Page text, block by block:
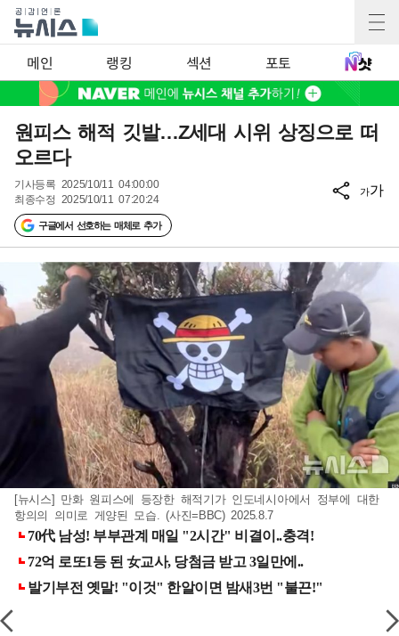
메인 랭킹 섹션 포토
원피스 해적 깃발…Z세대 시위 상징으로 떠
오르다
기사등록 2025/10/11 04:00:00
최종수정 2025/10/11 07:20:24
구글에서 선호하는 매체로 추가
가가
[뉴시스] 만화 원피스에 등장한 해적기가 인도네시아에서 정부에 대한
항의의 의미로 게양된 모습. (사진=BBC) 2025.8.7